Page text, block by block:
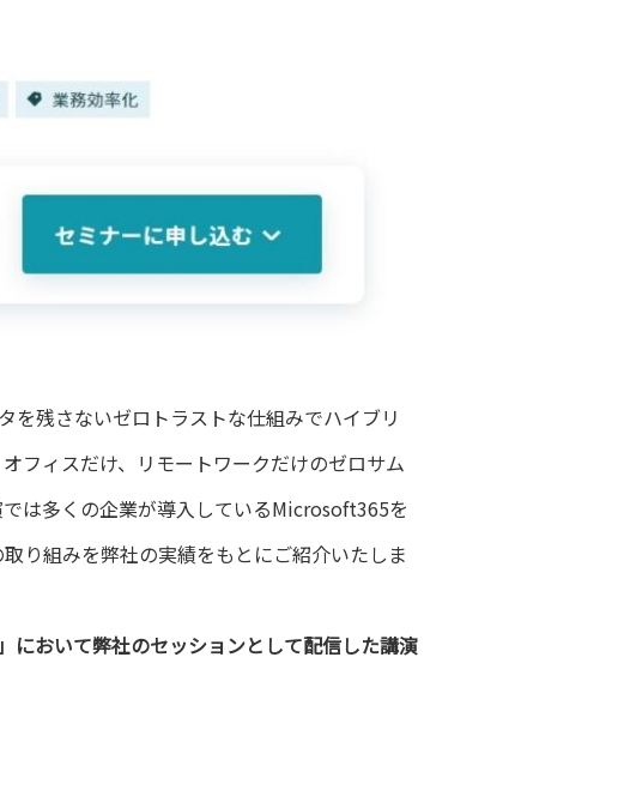
残さないゼロトラストな仕組みでハイブリ
フィスだけ、リモートワークだけのゼロサム
は多くの企業が導入しているMicrosoft365を
り組みを弊社の実績をもとにご紹介いたしま
おいて弊社のセッションとして配信した講演